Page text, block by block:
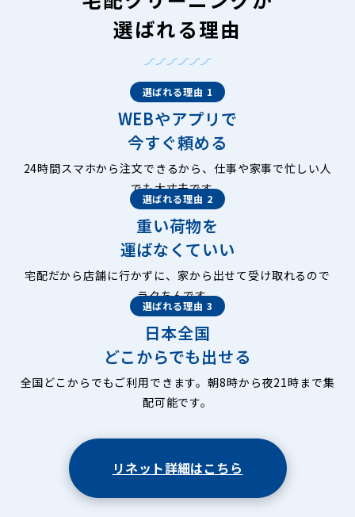
選ばれる理由
選ばれる理由 1
WEBやアプリで
今すぐ頼める
24時間スマホから注文できるから、仕事や家事で忙しい人
でも大丈夫です。
選ばれる理由 2
重い荷物を
運ばなくていい
宅配だから店舗に行かずに、家から出せて受け取れるので
ラクちんです。
選ばれる理由 3
日本全国
どこからでも出せる
全国どこからでもご利用できます。朝8時から夜21時まで集
配可能です。
リネット詳細はこちら